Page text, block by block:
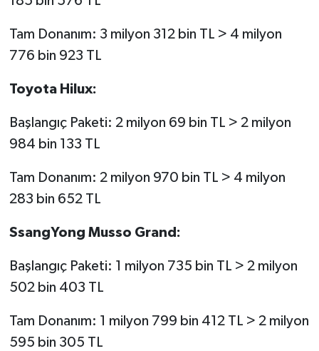
Tam Donanım: 3 milyon 312 bin TL > 4 milyon
776 bin 923 TL
Toyota Hilux:
Başlangıç Paketi: 2 milyon 69 bin TL > 2 milyon
984 bin 133 TL
Tam Donanım: 2 milyon 970 bin TL > 4 milyon
283 bin 652 TL
SsangYong Musso Grand:
Başlangıç Paketi: 1 milyon 735 bin TL > 2 milyon
502 bin 403 TL
Tam Donanım: 1 milyon 799 bin 412 TL > 2 milyon
595 bin 305 TL